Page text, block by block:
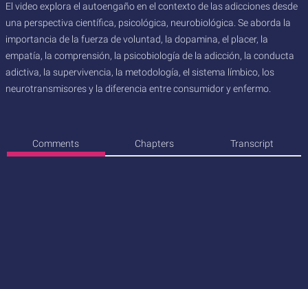
El video explora el autoengaño en el contexto de las adicciones desde
una perspectiva científica, psicológica, neurobiológica. Se aborda la
importancia de la fuerza de voluntad, la dopamina, el placer, la
empatía, la comprensión, la psicobiología de la adicción, la conducta
adictiva, la supervivencia, la metodología, el sistema límbico, los
neurotransmisores y la diferencia entre consumidor y enfermo.
Comments Chapters Transcript